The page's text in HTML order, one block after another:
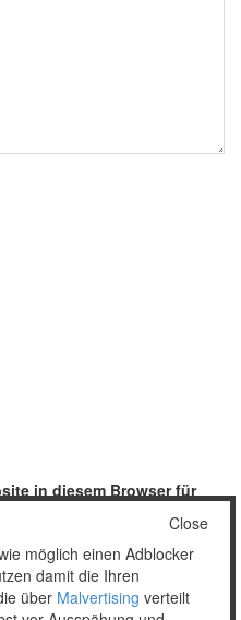
in diesem Browser für
Close
möglich einen Adblocker
damit die Ihren
über Malvertising verteilt